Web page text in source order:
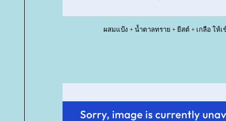
ผสมแป้ง + น้ำตาลทราย + ยีสต์ + เกลือ ให้เ